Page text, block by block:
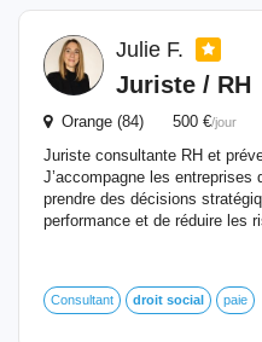
Julie F.
Juriste / RH
Orange (84) 500 €/jour
Juriste consultante RH et
J’accompagne les
prendre des décisions
performance et de réduire les
Consultant droit social paie